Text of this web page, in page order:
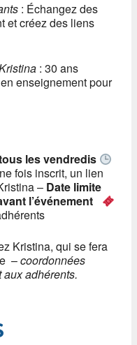
: Échangez des
et créez des liens
: 30 ans
enseignement pour
les vendredis
fois inscrit, un lien
– Date limite
l’événement
Kristina, qui se fera
–coordonnées
adhérents.